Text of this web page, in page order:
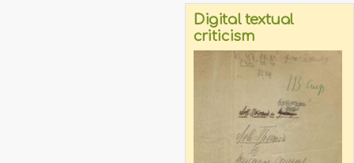
Digital textual
criticism